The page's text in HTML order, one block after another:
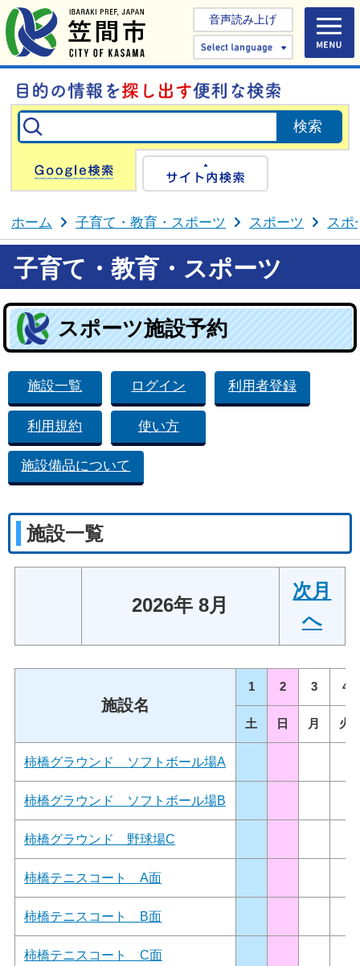
音声読み上げ
Select
Google検索
ホーム 子育て・教育・スポーツ スポーツ スポ
子育て・教育・スポーツ
スポーツ施設予約
施設一覧 ログイン 利用者登録
利用規約 使い方
施設備品について
施設一覧
2026年 8月
次月
へ
施設名
1 2 3 4
土 日 月 火
柿橋グラウンド ソフトボール場A
柿橋グラウンド ソフトボール場B
柿橋グラウンド 野球場C
柿橋テニスコート A面
柿橋テニスコート B面
柿橋テニスコート C面